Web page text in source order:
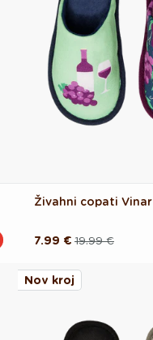
Živahni copati Vinar
Redna 19.99 €
Akcijska
7.99 €
Nov kroj